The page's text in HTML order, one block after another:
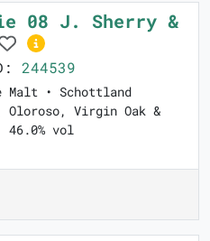
08 J. Sherry &
244539
Malt • Schottland
Oloroso, Virgin Oak &
46.0% vol